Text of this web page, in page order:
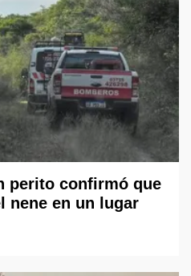
perito confirmó que
nene en un lugar